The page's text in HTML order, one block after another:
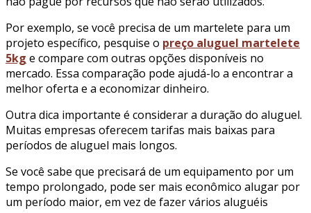
Por exemplo, se você precisa de um martelete para um
projeto específico, pesquise o preço aluguel martelete
5kg e compare com outras opções disponíveis no
mercado. Essa comparação pode ajudá-lo a encontrar a
melhor oferta e a economizar dinheiro.
Outra dica importante é considerar a duração do aluguel.
Muitas empresas oferecem tarifas mais baixas para
períodos de aluguel mais longos.
Se você sabe que precisará de um equipamento por um
tempo prolongado, pode ser mais econômico alugar por
um período maior, em vez de fazer vários aluguéis